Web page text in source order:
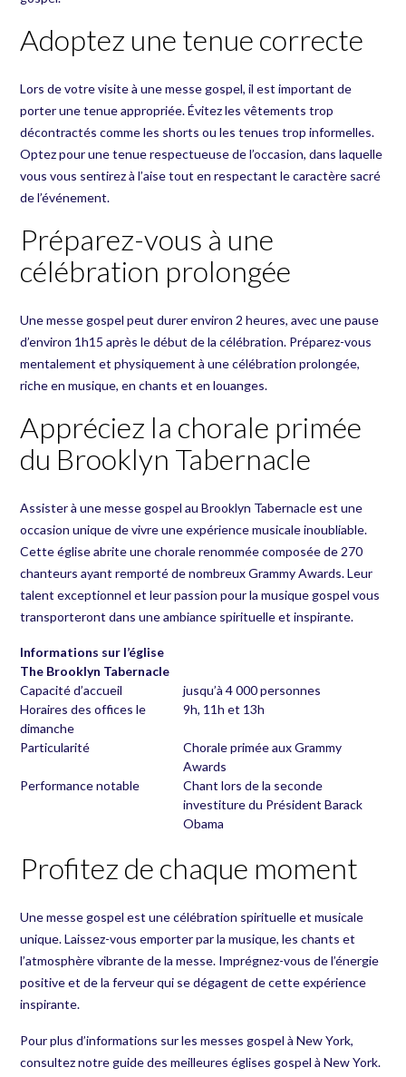
Adoptez une tenue correcte
Lors de votre visite à une messe gospel, il est important de
porter une tenue appropriée. Évitez les vêtements trop
décontractés comme les shorts ou les tenues trop informelles.
Optez pour une tenue respectueuse de l’occasion, dans laquelle
vous vous sentirez à l’aise tout en respectant le caractère sacré
de l’événement.
Préparez-vous à une
célébration prolongée
Une messe gospel peut durer environ 2 heures, avec une pause
d’environ 1h15 après le début de la célébration. Préparez-vous
mentalement et physiquement à une célébration prolongée,
riche en musique, en chants et en louanges.
Appréciez la chorale primée
du Brooklyn Tabernacle
Assister à une messe gospel au Brooklyn Tabernacle est une
occasion unique de vivre une expérience musicale inoubliable.
Cette église abrite une chorale renommée composée de 270
chanteurs ayant remporté de nombreux Grammy Awards. Leur
talent exceptionnel et leur passion pour la musique gospel vous
transporteront dans une ambiance spirituelle et inspirante.
Informations sur l’église
The Brooklyn Tabernacle
Capacité d’accueil
jusqu’à 4 000 personnes
Horaires des offices le
dimanche
9h, 11h et 13h
Particularité
Chorale primée aux Grammy
Awards
Performance notable
Chant lors de la seconde
investiture du Président Barack
Obama
Profitez de chaque moment
Une messe gospel est une célébration spirituelle et musicale
unique. Laissez-vous emporter par la musique, les chants et
l’atmosphère vibrante de la messe. Imprégnez-vous de l’énergie
positive et de la ferveur qui se dégagent de cette expérience
inspirante.
Pour plus d’informations sur les messes gospel à New York,
consultez notreguide des meilleures églises gospel à New York.